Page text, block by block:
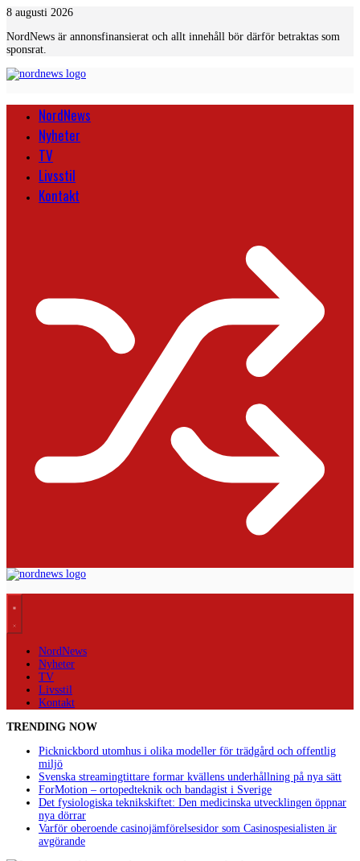
Skip
content
8 augusti 2026
NordNews är annonsfinansierat och allt innehåll bör därför betraktas som
sponsrat.
NordNews
Nyheter
TV
Livsstil
Kontakt
NordNews
Nyheter
TV
Livsstil
Kontakt
TRENDING NOW
Picknickbord utomhus i olika modeller för trädgård och offentlig
miljö
Svenska streamingtittare formar kvällens underhållning på nya sätt
ForMotion – ortopedteknik och bandagist i Sverige
Det fysiologiska teknikskiftet: Den medicinska utvecklingen öppnar
nya dörrar
Varför oberoende casinojämförelsesidor som Casinospesialisten är
avgörande